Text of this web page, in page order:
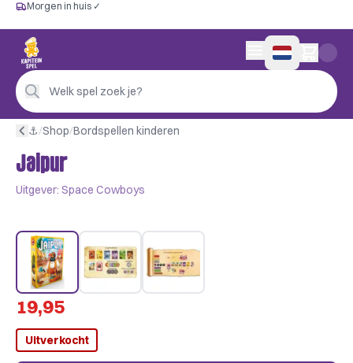
Gratis vanaf €60
Morgen in huis ✓
Persoonlijk advies
4,9/5 —
Morgen in huis ✓
Welk spel zoek je?
0 artikelen in
⚓︎/Shop/Bordspellen kinderen
Jaipur
Uitgever: Space Cowboys
19,95
Uitverkocht